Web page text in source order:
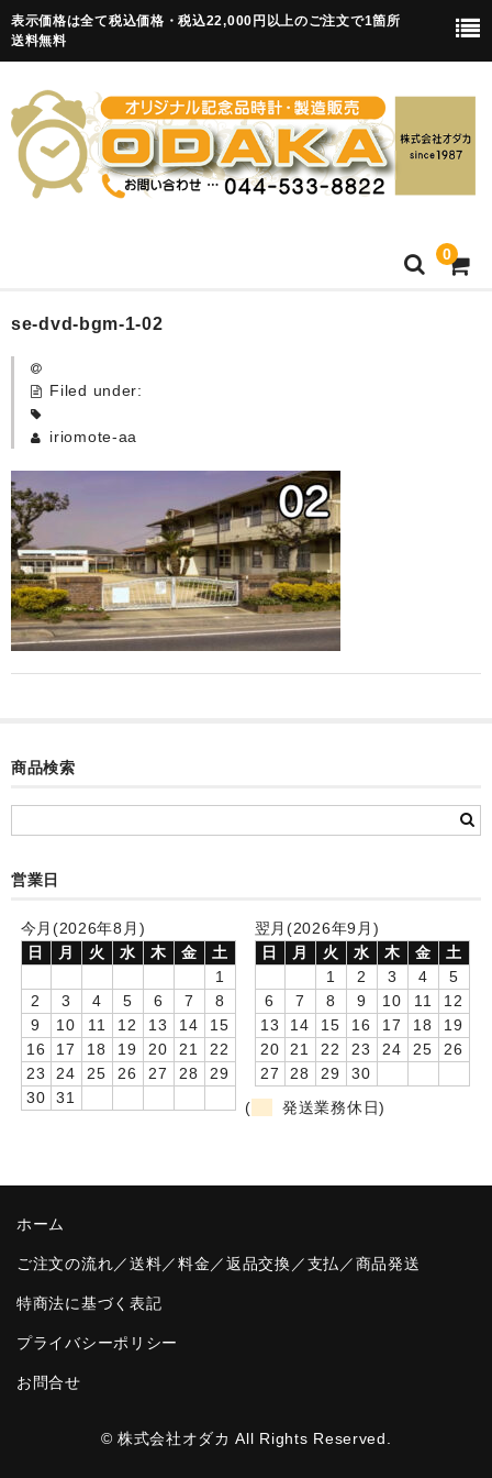
表示価格は全て税込価格・税込22,000円以上のご注文で1箇所
送料無料
0
HOME
卒園記念品
カード付フォトフレームクロック(集合)
目覚まし時計(集合＋個別)
メロディ時計(集合)
音声時計(集合)
知育時計
制服メモリー
お絵かきギャラリー
卒園DVDアルバム
園や先生への贈り物
卒業記念品
ポケットウォッチ
目覚まし時計(集合)
温湿度計付目覚まし時計
制服メモリー
se-dvd-bgm-1-02
Filed under:
iriomote-aa
商品検索
営業日
今月(2026年8月)
日
月 火 水 木 金
土
1
2
3 4 5 6 7
8
9
10 11 12 13 14
15
16
17 18 19 20 21
22
23
24 25 26 27 28
29
30
31
翌月(2026年9月)
日
月 火 水 木 金
土
1
2 3 4
5
6
7 8 9 10 11
12
13
14 15 16 17 18
19
20
21 22 23 24 25
26
27
28 29
30
(
発送業務休日)
ホーム
ご注文の流れ／送料／料金／返品交換／支払／商品発送
特商法に基づく表記
プライバシーポリシー
お問合せ
© 株式会社オダカ All Rights Reserved.